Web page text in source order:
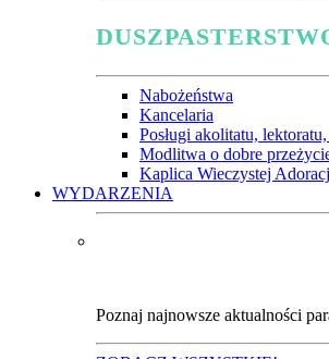
Nabożeństwa
Kancelaria
Posługi akolitatu,
Modlitwa o dobre
Kaplica Wieczystej
WYDARZENIA
Poznaj najnowsze aktualności